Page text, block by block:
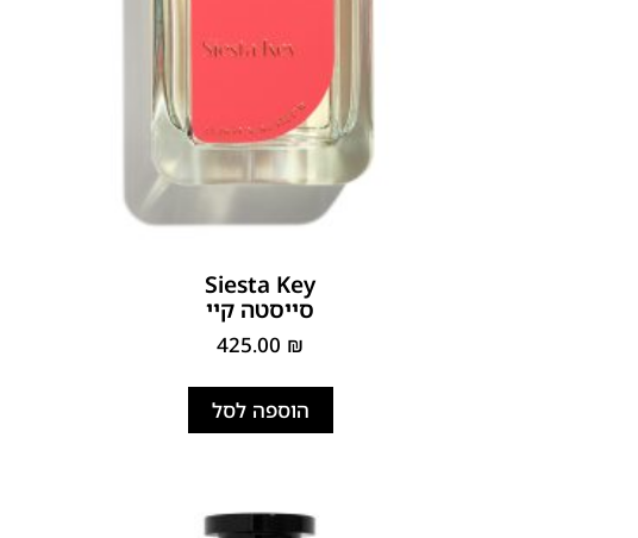
Siesta Key
סייסטה קיי
425.00 ₪
הוספה לסל